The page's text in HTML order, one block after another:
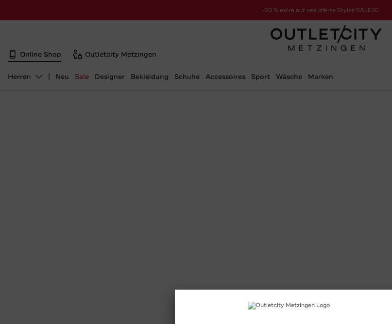
-20 % extra auf reduzierte Styles SALE20
zur Aktion
Online Shop Outletcity Metzingen
Abteilung ändern, ausgewählt:
Herren Neu Sale Designer Bekleidung Schuhe Accessoires Sport Wäsche Marken